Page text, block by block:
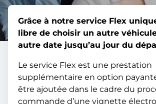
Grâce à notre service Flex
libre de choisir un autre
autre date jusqu’au jour du
Le service Flex est une prestation
supplémentaire en option
être ajoutée dans le cadre du
commande d’une vignette